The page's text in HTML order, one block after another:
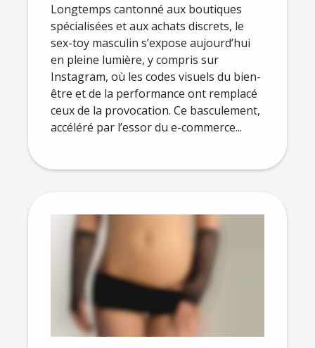
Longtemps cantonné aux boutiques
spécialisées et aux achats discrets, le
sex-toy masculin s’expose aujourd’hui
en pleine lumière, y compris sur
Instagram, où les codes visuels du bien-
être et de la performance ont remplacé
ceux de la provocation. Ce basculement,
accéléré par l’essor du e-commerce...